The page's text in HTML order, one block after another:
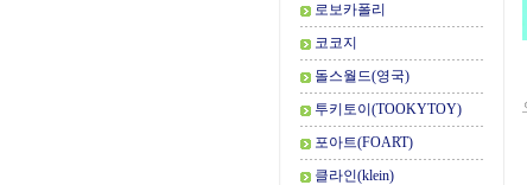
로보카폴리
코코지
돌스월드(영국)
투키토이(TOOKYTOY)
포아트(FOART)
클라인(klein)